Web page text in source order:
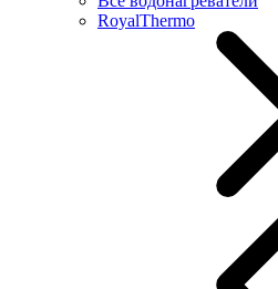
RoyalThermo